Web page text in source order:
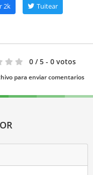
2k Tuitear
0 / 5 - 0 votos
para enviar comentarios